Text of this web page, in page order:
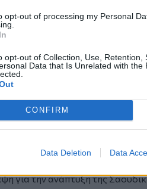
opt-out of processing my Personal
opt-out of Collection, Use, Retention,
Data that Is Unrelated with the
CONFIRM
Data Deletion Data
συνθήκες,
της επισιτιστικής
πληθωρισμός θα
για 4,4%, κυρίως εξαιτίας
τρόφιμα.
του για την παγκόσμια
εκτιμούσε τον Απρίλιο.
Ανατολή
αφορούν τις οικονομίες
για την ανάπτυξη της